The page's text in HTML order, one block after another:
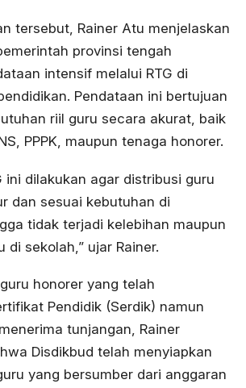
tersebut, Rainer Atu menjelaskan
provinsi tengah
intensif melalui RTG di
Pendataan ini bertujuan
riil guru secara akurat, baik
PPPK, maupun tenaga honorer.
ini dilakukan agar distribusi guru
dan sesuai kebutuhan di
tidak terjadi kelebihan maupun
di sekolah,” ujar Rainer.
honorer yang telah
Pendidik (Serdik) namun
tunjangan, Rainer
Disdikbud telah menyiapkan
yang bersumber dari anggaran